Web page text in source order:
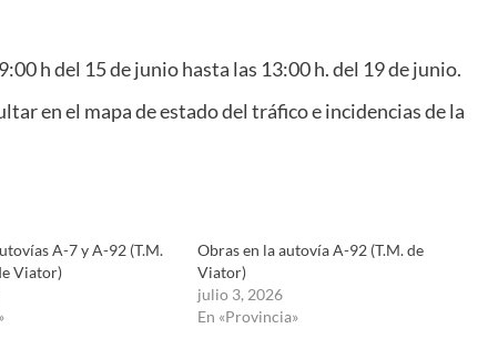
h del 15 de junio hasta las 13:00 h. del 19 de junio.
en el mapa de estado del tráfico e incidencias de la
A-7 y A-92 (T.M.
Viator)
Obras en la autovía A-92 (T.M. de
Viator)
julio 3, 2026
En «Provincia»